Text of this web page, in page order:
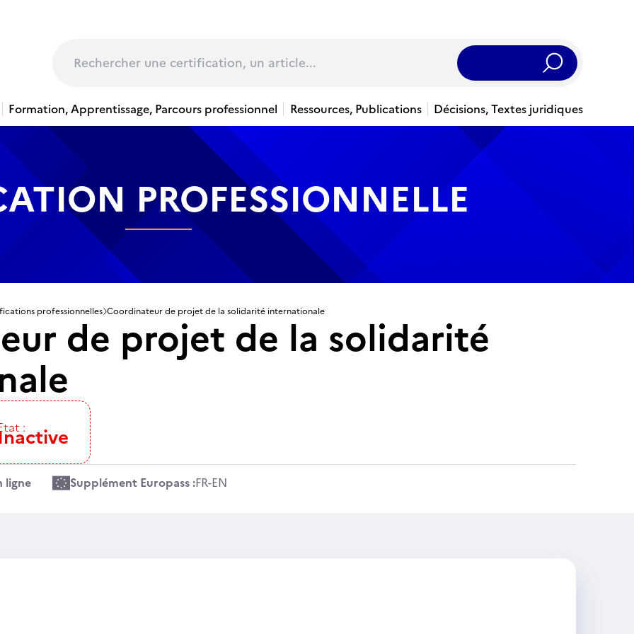
Rechercher
Formation, Apprentissage, Parcours professionnel Ressources, Publications Décisions, Textes juridiques
PROFESSIONNELLE
professionnelles Coordinateur de projet de la solidarité internationale
de projet de la solidarité
:
ligne Supplément Europass :FR-EN